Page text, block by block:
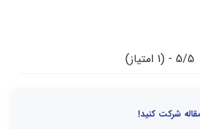
5/5 - (1 امتیاز)
شرکت کنید!